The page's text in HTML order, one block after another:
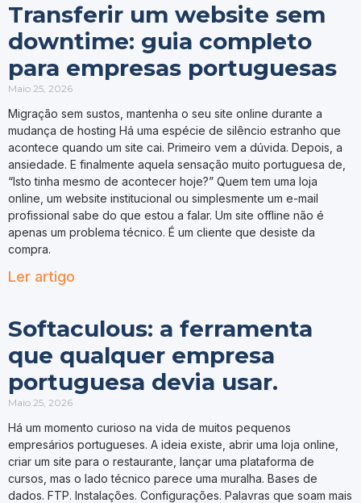
Transferir um website sem
downtime: guia completo
para empresas portuguesas
Maio 25, 2026
Migração sem sustos, mantenha o seu site online durante a
mudança de hosting Há uma espécie de silêncio estranho que
acontece quando um site cai. Primeiro vem a dúvida. Depois, a
ansiedade. E finalmente aquela sensação muito portuguesa de,
“Isto tinha mesmo de acontecer hoje?” Quem tem uma loja
online, um website institucional ou simplesmente um e-mail
profissional sabe do que estou a falar. Um site offline não é
apenas um problema técnico. É um cliente que desiste da
compra.
Ler artigo
Softaculous: a ferramenta
que qualquer empresa
portuguesa devia usar.
Maio 25, 2026
Há um momento curioso na vida de muitos pequenos
empresários portugueses. A ideia existe, abrir uma loja online,
criar um site para o restaurante, lançar uma plataforma de
cursos, mas o lado técnico parece uma muralha. Bases de
dados. FTP. Instalações. Configurações. Palavras que soam mais